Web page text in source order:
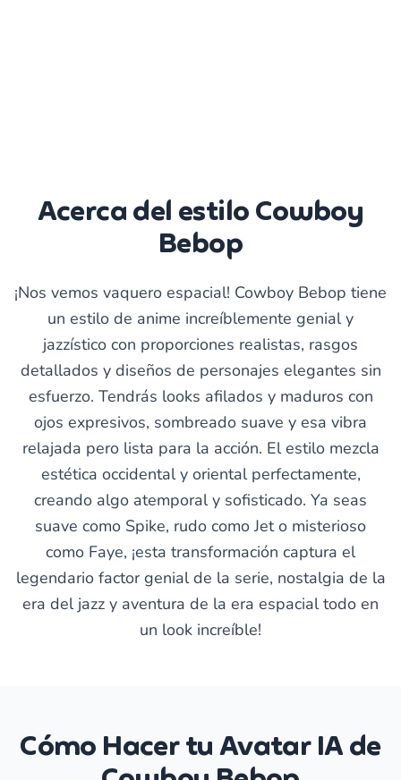
Acerca del estilo Cowboy
Bebop
¡Nos vemos vaquero espacial! Cowboy Bebop tiene
un estilo de anime increíblemente genial y
jazzístico con proporciones realistas, rasgos
detallados y diseños de personajes elegantes sin
esfuerzo. Tendrás looks afilados y maduros con
ojos expresivos, sombreado suave y esa vibra
relajada pero lista para la acción. El estilo mezcla
estética occidental y oriental perfectamente,
creando algo atemporal y sofisticado. Ya seas
suave como Spike, rudo como Jet o misterioso
como Faye, ¡esta transformación captura el
legendario factor genial de la serie, nostalgia de la
era del jazz y aventura de la era espacial todo en
un look increíble!
Cómo Hacer tu Avatar IA de